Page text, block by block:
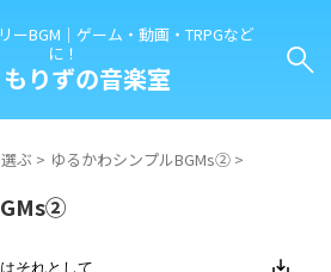
ーBGM｜ゲーム・動画・TRPGなど
に！
りずの音楽室
ぶ > ゆるかわシンプルBGMs② >
それとして save_alt